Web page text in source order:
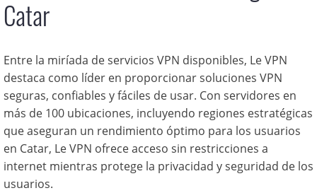
Catar
Entre la miríada de servicios VPN disponibles, Le VPN
destaca como líder en proporcionar soluciones VPN
seguras, confiables y fáciles de usar. Con servidores en
más de 100 ubicaciones, incluyendo regiones estratégicas
que aseguran un rendimiento óptimo para los usuarios
en Catar, Le VPN ofrece acceso sin restricciones a
internet mientras protege la privacidad y seguridad de los
usuarios.